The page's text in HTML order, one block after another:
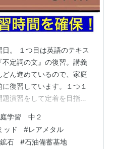
。​​​​​ １つ目​は英語のテキス
不定詞の文』の復習。​講義
ん進めているので、家庭
復習しています。１つ１
演習をして定着を目指し
ん書き込みをしなければ
のやり方です。 講義授業
２の超重要事項の学習を
学習 中２
ッド #レアメタル
石 #石油備蓄基地